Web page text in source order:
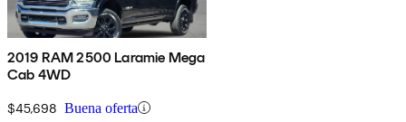
2019 RAM 2500 Laramie Mega
Cab 4WD
$45,698 Buena oferta